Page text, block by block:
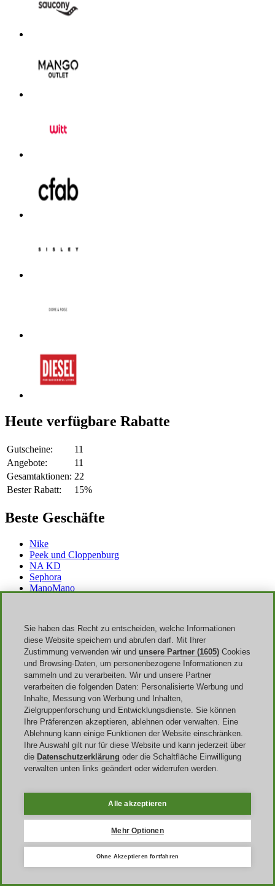
Heute verfügbare Rabatte
Gutscheine:
11
Angebote:
11
Gesamtaktionen: 22
Bester Rabatt:
15%
Beste Geschäfte
Nike
Peek und Cloppenburg
NA KD
Sephora
ManoMano
Tipps der Redaktion
Asos
adidas
Urban Outfitters
Mister Spex
Heine
fashionette
Farfetch
Trendyol
Cecil
eSchuhe
fielmann
Liste der besten aktiven SHEIN-
Sie haben das Recht zu entscheiden, welche Informationen
diese Website speichern und abrufen darf. Mit Ihrer
Zustimmung verwenden wir und unsere Partner (1605) Cookies
und Browsing-Daten, um personenbezogene Informationen zu
sammeln und zu verarbeiten. Wir und unsere Partner
verarbeiten die folgenden Daten: Personalisierte Werbung und
Inhalte, Messung von Werbung und Inhalten,
Zielgruppenforschung und Entwicklungsdienste. Sie können
Ihre Präferenzen akzeptieren, ablehnen oder verwalten. Eine
Ablehnung kann einige Funktionen der Website einschränken.
Ihre Auswahl gilt nur für diese Website und kann jederzeit über
die Datenschutzerklärung oder die Schaltfläche Einwilligung
verwalten unten links geändert oder widerrufen werden.
Alle akzeptieren
Mehr Optionen
Ohne Akzeptieren fortfahren